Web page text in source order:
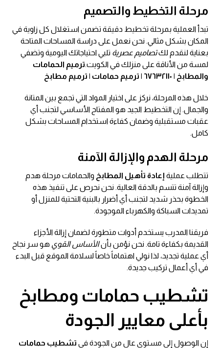
مرحلة التخطيط والتصميم
تبدأ العملية بمرحلة تخطيط دقيقة تضمن استغلال كل زاوية في
المكان بشكل مثالي. نحن نعمل على دراسة المساحات المتاحة
بعناية لنقدم لكتصاميم عصرية تلبي احتياجاتك اليومية وتضفي
لمسة من الأناقة على منزلك في الكويت.ترميم الحمامات
والمطابخ | ٦٧٦٣٢١١٠ | ترميم حمامات | ترميم مطابخ
خلال هذه المرحلة، نركز على اختيار المواد التي تجمع بين المتانة
والجمال. إن التخطيط الجيد هو المفتاح الأساسي لتجنب أي
عقبات مستقبلية وضمان كفاءة استخدام المساحات بشكل
كامل.
مرحلة الهدم والإزالة الآمنة
تتطلب عملية إعادة تأهيل المطابخ والحمامات مرحلة هدم
وإزالة آمنة تتسم بالدقة العالية. نحن نحرص على تنفيذ هذه
الخطوة بحذر شديد لتجنب أي أضرار بالبنية التحتية للمنزل أو
تمديدات السباكة والكهرباء الموجودة.
فريقنا المدرب يستخدم أدوات متطورة لضمان إزالة الأجزاء
القديمة بكفاءة تامة. نحن نؤمن بأنالأساس القوي هو سر نجاح
أي عملية تجديد، لذا نولي اهتماماً خاصاً لسلامة الموقع قبل البدء
في أي أعمال تركيب جديدة.
تشطيب حمامات ومطابخ
بأعلى معايير الجودة
إن الوصول إلى مستوى عالٍ من الجودة في تشطيب حمامات